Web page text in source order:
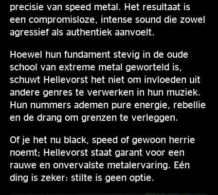
precisie van speed metal. Het resultaat is
een compromisloze, intense sound die zowel
agressief als authentiek aanvoelt.
Hoewel hun fundament stevig in de oude
school van extreme metal geworteld is,
schuwt Hellevorst het niet om invloeden uit
andere genres te verwerken in hun muziek.
Hun nummers ademen pure energie, rebellie
en de drang om grenzen te verleggen.
Of je het nu black, speed of gewoon herrie
noemt; Hellevorst staat garant voor een
rauwe en onvervalste metalervaring. Eén
ding is zeker: stilte is geen optie.